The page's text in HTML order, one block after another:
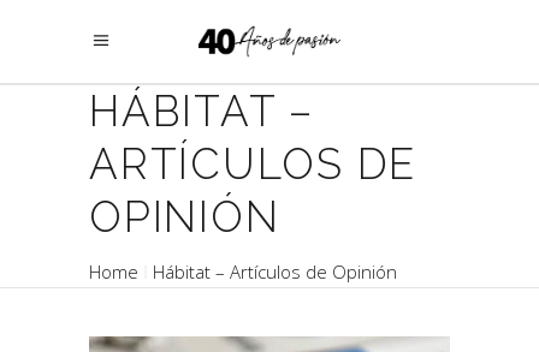
HÁBITAT –
ARTÍCULOS DE
OPINIÓN
Home Hábitat – Artículos de Opinión